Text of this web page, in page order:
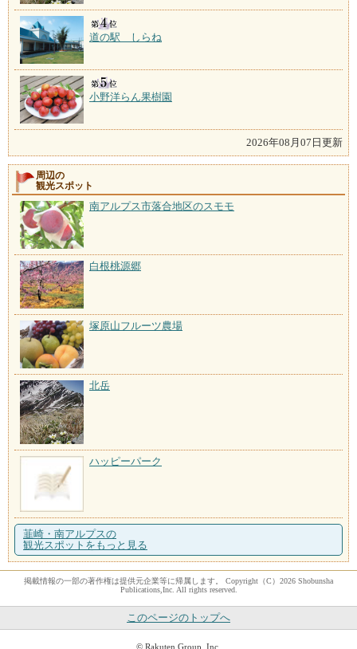
道の駅 しらね
小野洋らん果樹園
2026年08月07日更新
周辺の
観光スポット
南アルプス市落合地区のスモモ
白根桃源郷
塚原山フルーツ農場
北岳
ハッピーパーク
韮崎・南アルプスの
観光スポットをもっと見る
掲載情報の一部の著作権は提供元企業等に帰属します。 Copyright（C）2026 Shobunsha
Publications,Inc. All rights reserved.
このページのトップへ
© Rakuten Group, Inc.